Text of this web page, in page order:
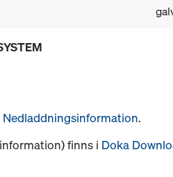
Nedladdningsinformation.
finns i Doka